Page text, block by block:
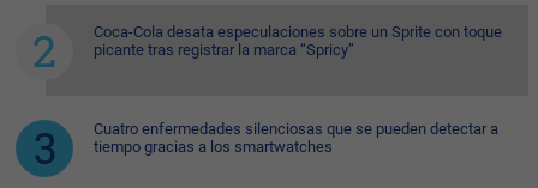
Coca-Cola desata especulaciones sobre un Sprite con toque
picante tras registrar la marca “Spricy”
Cuatro enfermedades silenciosas que se pueden detectar a
tiempo gracias a los smartwatches